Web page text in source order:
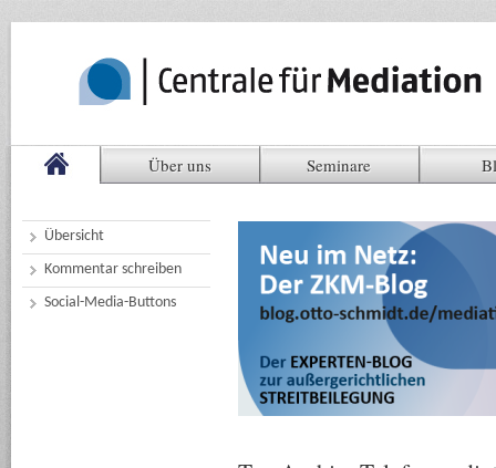
Über uns Seminare
Übersicht
Kommentar schreiben
Social-Media-Buttons